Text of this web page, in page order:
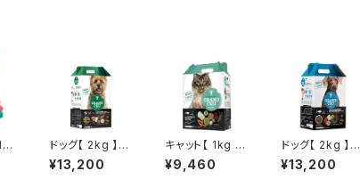
ドッグ【 2kg 】サ
ーフ&ターフ - S
URF AND TUR
¥13,200
キャット【 1kg 】
フィッシュ - FIS
H -
¥9,460
ドッグ【 2kg 】フ
ィッシュ - FISH
-
¥13,200